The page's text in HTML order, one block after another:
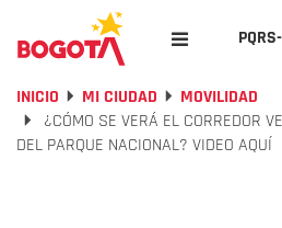
PQRS-
INICIO MI CIUDAD
MOVILIDAD
¿CÓMO SE VERÁ EL CORREDOR
DEL PARQUE NACIONAL? VIDEO AQUÍ